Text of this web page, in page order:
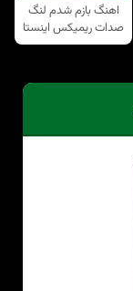
اهنگ بازم شدم لنگ
صدات ریمیکس اینستا